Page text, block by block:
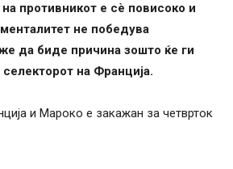
противникот е сè повисоко и
не победува
да биде причина зошто ќе ги
селекторот на Франција.
и Мароко е закажан за четврток